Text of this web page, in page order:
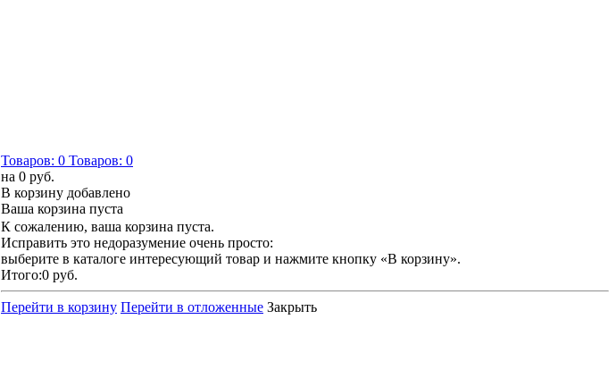
Товаров: 0 Товаров: 0
на 0 руб.
В корзину добавлено
Ваша корзина пуста
К сожалению, ваша корзина пуста.
Исправить это недоразумение очень просто:
выберите в каталоге интересующий товар и нажмите кнопку «В корзину».
Итого:0 руб.
Перейти в корзину Перейти в отложенные Закрыть